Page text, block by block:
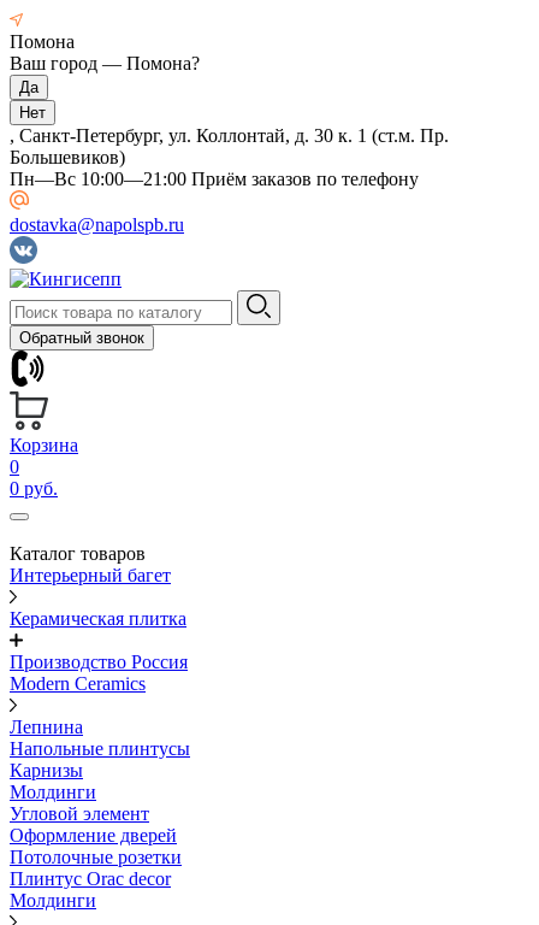
Помона
Ваш город — Помона?
, Санкт-Петербург, ул. Коллонтай, д. 30 к. 1 (ст.м. Пр.
Большевиков)
Пн—Вс 10:00—21:00 Приём заказов по телефону
dostavka@napolspb.ru
Обратный звонок
Корзина
0
0 руб.
Каталог товаров
Интерьерный багет
Керамическая плитка
Производство Россия
Modern Ceramics
Лепнина
Напольные плинтусы
Карнизы
Молдинги
Угловой элемент
Оформление дверей
Потолочные розетки
Плинтус Orac decor
Молдинги